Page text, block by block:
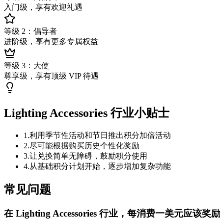
入门级，享有欢迎礼遇
等级 2：倡导者
进阶级，享有更多专属权益
等级 3：大使
尊享级，享有顶级 VIP 待遇
Lighting Accessories 行业小贴士
1 .利用季节性活动和节日推出积分加倍活动
2.尽可能根据购买历史个性化奖励
3.让兑换简单无障碍，鼓励积分使用
4.从基础积分计划开始，逐步增加复杂功能
常见问题
在 Lighting Accessories 行业，每消费一美元应该奖